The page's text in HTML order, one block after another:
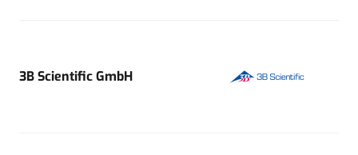
3B Scientific GmbH